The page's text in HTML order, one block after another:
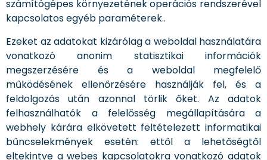
számítógépes környezetének operációs rendszerével
kapcsolatos egyéb paraméterek..
Ezeket az adatokat kizárólag a weboldal használatára
vonatkozó anonim statisztikai információk
megszerzésére és a weboldal megfelelő
működésének ellenőrzésére használják fel, és a
feldolgozás után azonnal törlik őket. Az adatok
felhasználhatók a felelősség megállapítására a
webhely kárára elkövetett feltételezett informatikai
bűncselekmények esetén: ettől a lehetőségtől
eltekintve a webes kapcsolatokra vonatkozó adatok